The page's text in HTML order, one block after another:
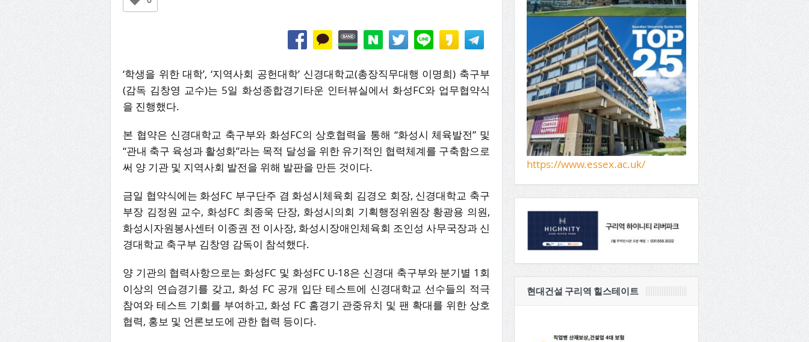
‘학생을 위한 대학’, ‘지역사회 공헌대학’ 신경대학교(총장직무대행 이명희) 축구부
(감독 김창영 교수)는 5일 화성종합경기타운 인터뷰실에서 화성FC와 업무협약식
을 진행했다.
본 협약은 신경대학교 축구부와 화성FC의 상호협력을 통해 “화성시 체육발전” 및
“관내 축구 육성과 활성화”라는 목적 달성을 위한 유기적인 협력체계를 구축함으로
써 양 기관 및 지역사회 발전을 위해 발판을 만든 것이다.
금일 협약식에는 화성FC 부구단주 겸 화성시체육회 김경오 회장, 신경대학교 축구
부장 김정원 교수, 화성FC 최종욱 단장, 화성시의회 기획행정위원장 황광용 의원,
화성시자원봉사센터 이종권 전 이사장, 화성시장애인체육회 조인성 사무국장과 신
경대학교 축구부 김창영 감독이 참석했다.
양 기관의 협력사항으로는 화성FC 및 화성FC U-18은 신경대 축구부와 분기별 1회
이상의 연습경기를 갖고, 화성 FC 공개 입단 테스트에 신경대학교 선수들의 적극
참여와 테스트 기회를 부여하고, 화성 FC 홈경기 관중유치 및 팬 확대를 위한 상호
협력, 홍보 및 언론보도에 관한 협력 등이다.
https://www.essex.ac.uk/
현대건설 구리역 힐스테이트